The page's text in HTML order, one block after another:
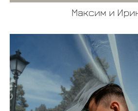
Максим и